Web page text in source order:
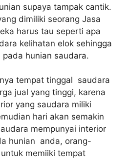
supaya tampak cantik.
dimiliki seorang Jasa
harus tau seperti apa
kelihatan elok sehingga
hunian saudara.
tempat tinggal saudara
jual yang tinggi, karena
yang saudara miliki
hari akan semakin
mempunyai interior
hunian anda, orang-
memiiki tempat